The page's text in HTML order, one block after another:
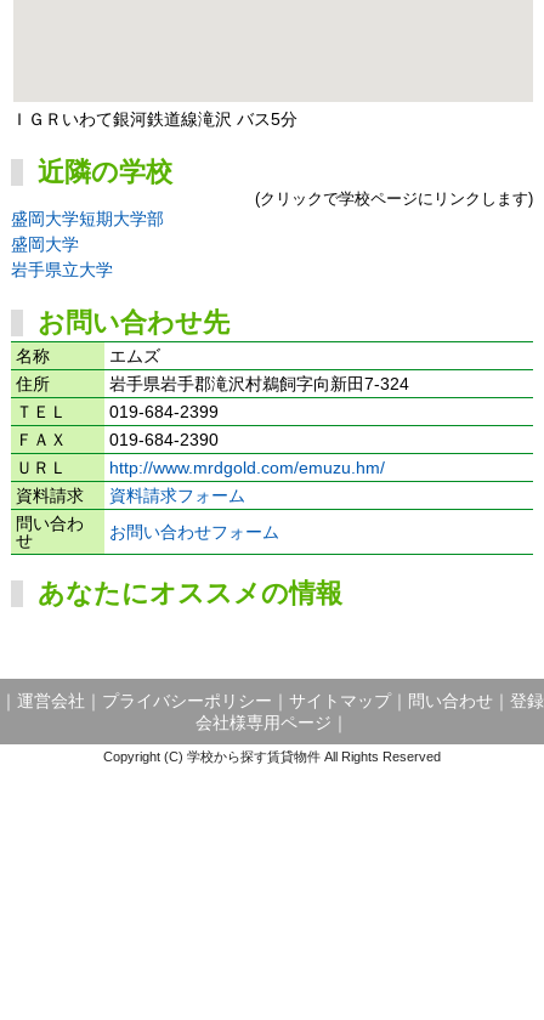
ＩＧＲいわて銀河鉄道線滝沢 バス5分
近隣の学校
(クリックで学校ページにリンクします)
盛岡大学短期大学部
盛岡大学
岩手県立大学
お問い合わせ先
名称
エムズ
住所
岩手県岩手郡滝沢村鵜飼字向新田7-324
ＴＥＬ
019-684-2399
ＦＡＸ
019-684-2390
ＵＲＬ
http://www.mrdgold.com/emuzu.hm/
資料請求
資料請求フォーム
問い合わ
せ
お問い合わせフォーム
あなたにオススメの情報
運営会社 プライバシーポリシー サイトマップ｜ 問い合わせ
登録
会社様専用ページ
Copyright (C) 学校から探す賃貸物件 All Rights Reserved